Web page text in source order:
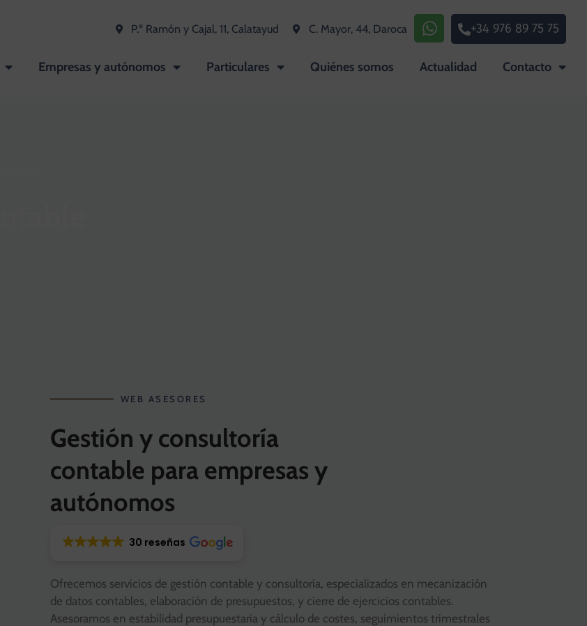
P.º Ramón y Cajal, 11, Calatayud C. Mayor, 44, Daroca +34 976 89 75 75
Empresas y autónomos Particulares Quiénes somos Actualidad Contacto
WEB ASESORES
Gestión y consultoría
contable para empresas y
autónomos
30 reseñas
Ofrecemos servicios de gestión contable y consultoría, especializados en mecanización
de datos contables, elaboración de presupuestos, y cierre de ejercicios contables.
Asesoramos en estabilidad presupuestaria y cálculo de costes, seguimientos trimestrales